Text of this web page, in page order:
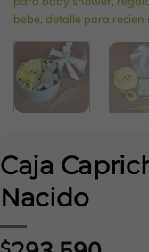
Caja
Nacido